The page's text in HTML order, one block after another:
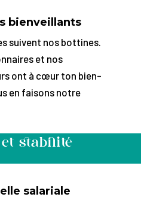
bienveillants
suivent nos bottines.
et nos
ont à cœur ton bien-
en faisons notre
stabilité
salariale